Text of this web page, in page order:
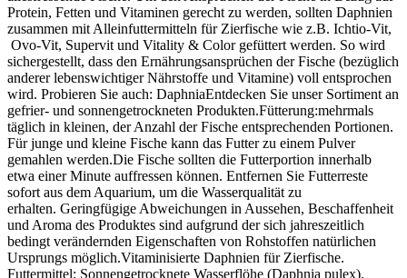
Protein, Fetten und Vitaminen gerecht zu werden, sollten Daphnien
zusammen mit Alleinfuttermitteln für Zierfische wie z.B. Ichtio-Vit,
Ovo-Vit, Supervit und Vitality & Color gefüttert werden. So wird
sichergestellt, dass den Ernährungsansprüchen der Fische (bezüglich
anderer lebenswichtiger Nährstoffe und Vitamine) voll entsprochen
wird. Probieren Sie auch: DaphniaEntdecken Sie unser Sortiment an
gefrier- und sonnengetrockneten Produkten.Fütterung:mehrmals
täglich in kleinen, der Anzahl der Fische entsprechenden Portionen.
Für junge und kleine Fische kann das Futter zu einem Pulver
gemahlen werden.Die Fische sollten die Futterportion innerhalb
etwa einer Minute auffressen können. Entfernen Sie Futterreste
sofort aus dem Aquarium, um die Wasserqualität zu
erhalten. Geringfügige Abweichungen in Aussehen, Beschaffenheit
und Aroma des Produktes sind aufgrund der sich jahreszeitlich
bedingt verändernden Eigenschaften von Rohstoffen natürlichen
Ursprungs möglich.Vitaminisierte Daphnien für Zierfische.
Futtermittel: Sonnengetrocknete Wasserflöhe (Daphnia pulex).